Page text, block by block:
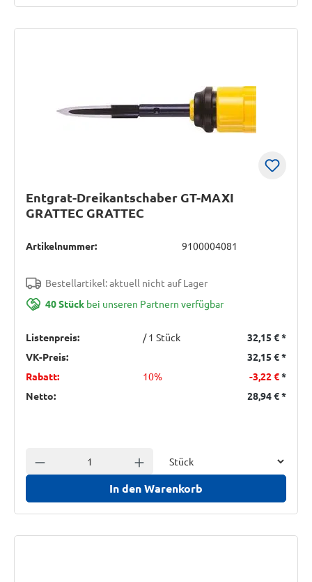
Entgrat-Dreikantschaber GT-MAXI
GRATTEC GRATTEC
Artikelnummer: 9100004081
Bestellartikel: aktuell nicht auf Lager
40 Stück bei unseren Partnern verfügbar
Listenpreis: / 1 Stück 32,15 €*
VK-Preis:
32,15 €*
Rabatt:
10% -3,22 €*
Netto:
28,94 €*
Anzahl verringern Anzahl erhöhen
In den Warenkorb